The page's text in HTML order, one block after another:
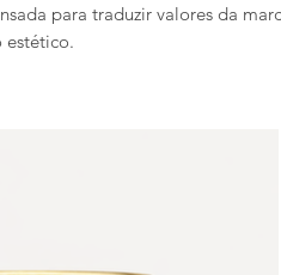
para traduzir valores da
estético.